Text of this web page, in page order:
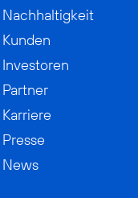
Nachhaltigkeit
Kunden
Investoren
Partner
Karriere
Presse
News